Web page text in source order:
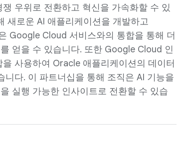
우위로 전환하고 혁신을 가속화할 수 있
새로운 AI 애플리케이션을 개발하고
Google Cloud 서비스와의 통합을 통해 더
얻을 수 있습니다. 또한 Google Cloud 인
사용하여 Oracle 애플리케이션의 데이터
니다. 이 파트너십을 통해 조직은 AI 기능을
실행 가능한 인사이트로 전환할 수 있습